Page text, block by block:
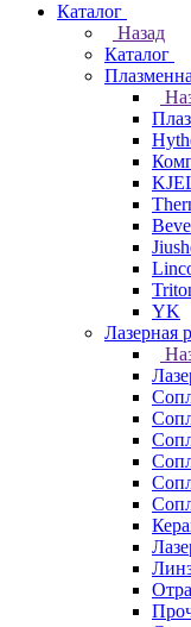
Каталог
Назад
Каталог
YK
Лазерная